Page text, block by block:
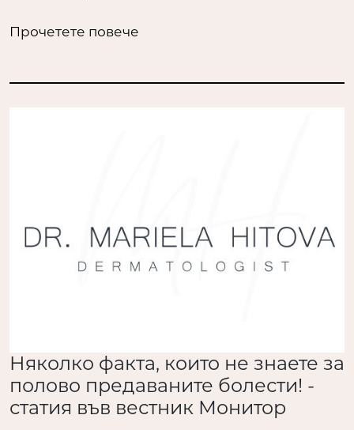
Прочетете повече
Няколко факта, които не знаете за
полово предаваните болести! -
статия във вестник Монитор